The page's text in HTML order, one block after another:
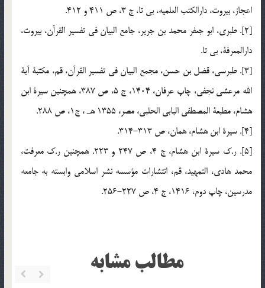
اعجاز، بيروت، دارالكتب العلميه، بي تا، ج 3، ص 411 و 412.
[2]. طبري، ابو جعفر محمد بن جرير، جامع البيان في تفسير القرآن، بيروت،
دارالمعرفة، بي تا.
[3]. طبرسي، قضل بن حسن، مجمع البيان في تفسير القرآن، قم، مكتبة آية
الله مرعشي نجفي، چاپ عرفان، 1404، ج 5، ص 387، همچنين سيرة ابن
هشام، مطبعة المصطفي البابي الحلبي، مصر، 1355 هـ ، ج1، ص 288.
[4]. سيرة ابن هشام، همان، ص 313-314.
[5]. ر.ك سيرة ابن هشام، ج 4، ص 247 و 223. همچنين ر.ك معرفت،
محمد هادي، التمهيد، قم، انتشارات مؤسسه نشر اسلامي وابسته به جامعه
مدرسين، چاپ دوم، 1416، ج 4، ص 227-256.
مطالب مشابه